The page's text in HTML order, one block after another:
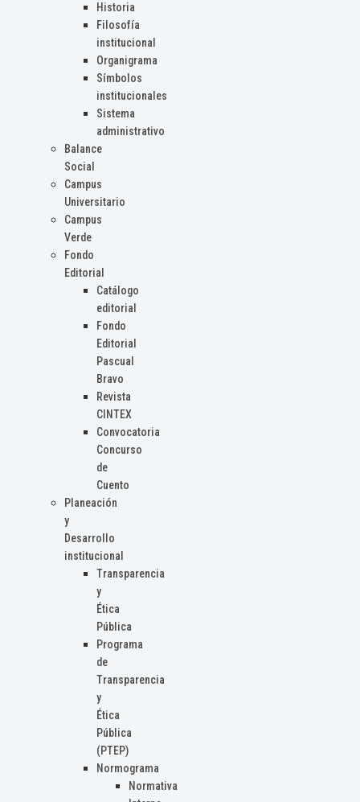
Historia
Filosofía
institucional
Organigrama
Símbolos
institucionales
Sistema
administrativo
Balance
Social
Campus
Universitario
Campus
Verde
Fondo
Editorial
Catálogo
editorial
Fondo
Editorial
Pascual
Bravo
Revista
CINTEX
Convocatoria
Concurso
de
Cuento
Planeación
y
Desarrollo
institucional
Transparencia
y
Ética
Pública
Programa
de
Transparencia
y
Ética
Pública
(PTEP)
Normograma
Normativa